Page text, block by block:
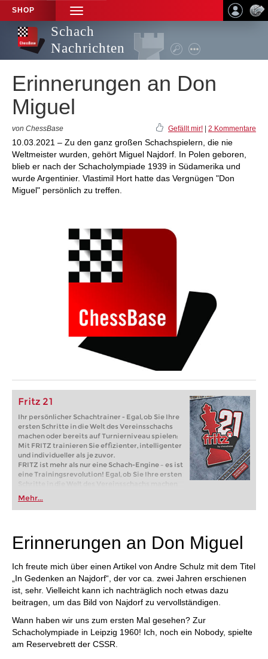
SHOP
TOGGLE
NAVIGATION
Schach
Nachrichten
Erinnerungen an Don
Miguel
von ChessBase Gefällt mir! 2 Kommentare
10.03.2021 – Zu den ganz großen Schachspielern, die nie
Weltmeister wurden, gehört Miguel Najdorf. In Polen geboren,
blieb er nach der Schacholympiade 1939 in Südamerika und
wurde Argentinier. Vlastimil Hort hatte das Vergnügen "Don
Miguel" persönlich zu treffen.
Fritz 21
Ihr persönlicher Schachtrainer - Egal, ob Sie Ihre
ersten Schritte in die Welt des Vereinsschachs
machen oder bereits auf Turnierniveau spielen:
Mit FRITZ trainieren Sie effizienter, intelligenter
und individueller als je zuvor.
FRITZ ist mehr als nur eine Schach-Engine – es ist
eine Trainingsrevolution! Egal, ob Sie Ihre ersten
Schritte in die Welt des Vereinsschachs machen
oder bereits auf Turnierniveau spielen: Mit
FRITZ trainieren Sie effizienter, intelligenter und
individueller als je zuvor.
Mehr...
Erinnerungen an Don Miguel
Ich freute mich über einen Artikel von Andre Schulz mit dem Titel
„In Gedenken an Najdorf“, der vor ca. zwei Jahren erschienen
ist, sehr. Vielleicht kann ich nachträglich noch etwas dazu
beitragen, um das Bild von Najdorf zu vervollständigen.
Wann haben wir uns zum ersten Mal gesehen? Zur
Schacholympiade in Leipzig 1960! Ich, noch ein Nobody, spielte
am Reservebrett der CSSR.